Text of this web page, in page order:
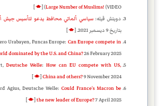
Large Number of Muslims!(VIDEO)
[
🡁
]
دويتش ڤيله:سياسي ألماني محافظ يدعو لتأسيس جيش
بتاريخ 9 ديسمبر 2021.
[
🡁
]
Urabayen, Funcas Europe: Can Europe compete in
dominated by the U.S. and China?26 February 2025
Deutsche Welle: How can EU compete with US,
China and others?9 November 2024
[
🡁
]
Agius, Deutsche Welle: Could France's Macron be
the new leader of Europe?7 April 2025
[
🡁
]